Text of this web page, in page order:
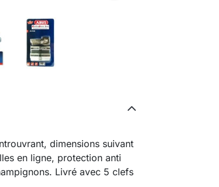
dimensions suivant
en ligne, protection anti
Livré avec 5 clefs